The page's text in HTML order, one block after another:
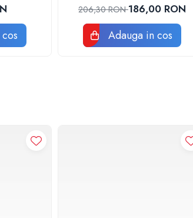
206,30 RON186,00 RON
Adauga in cos